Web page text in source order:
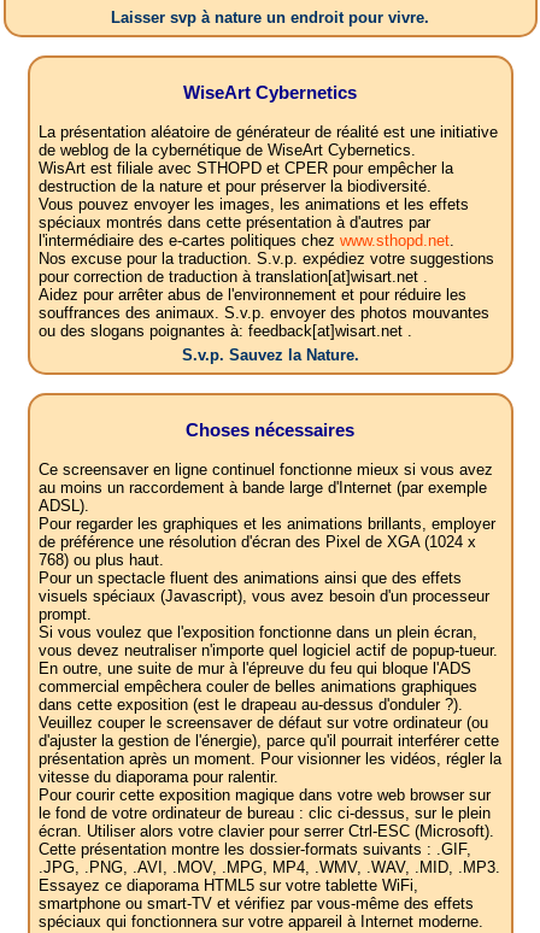
Laisser svp à nature un endroit pour vivre.
WiseArt Cybernetics
La présentation aléatoire de générateur de réalité est une initiative
de weblog de la cybernétique de WiseArt Cybernetics.
WisArt est filiale avec STHOPD et CPER pour empêcher la
destruction de la nature et pour préserver la biodiversité.
Vous pouvez envoyer les images, les animations et les effets
spéciaux montrés dans cette présentation à d'autres par
l'intermédiaire des e-cartes politiques chez www.sthopd.net.
Nos excuse pour la traduction. S.v.p. expédiez votre suggestions
pour correction de traduction à translation[at]wisart.net .
Aidez pour arrêter abus de l'environnement et pour réduire les
souffrances des animaux. S.v.p. envoyer des photos mouvantes
ou des slogans poignantes à: feedback[at]wisart.net .
S.v.p. Sauvez la Nature.
Choses nécessaires
Ce screensaver en ligne continuel fonctionne mieux si vous avez
au moins un raccordement à bande large d'Internet (par exemple
ADSL).
Pour regarder les graphiques et les animations brillants, employer
de préférence une résolution d'écran des Pixel de XGA (1024 x
768) ou plus haut.
Pour un spectacle fluent des animations ainsi que des effets
visuels spéciaux (Javascript), vous avez besoin d'un processeur
prompt.
Si vous voulez que l'exposition fonctionne dans un plein écran,
vous devez neutraliser n'importe quel logiciel actif de popup-tueur.
En outre, une suite de mur à l'épreuve du feu qui bloque l'ADS
commercial empêchera couler de belles animations graphiques
dans cette exposition (est le drapeau au-dessus d'onduler ?).
Veuillez couper le screensaver de défaut sur votre ordinateur (ou
d'ajuster la gestion de l'énergie), parce qu'il pourrait interférer cette
présentation après un moment. Pour visionner les vidéos, régler la
vitesse du diaporama pour ralentir.
Pour courir cette exposition magique dans votre web browser sur
le fond de votre ordinateur de bureau : clic ci-dessus, sur le plein
écran. Utiliser alors votre clavier pour serrer Ctrl-ESC (Microsoft).
Cette présentation montre les dossier-formats suivants : .GIF,
.JPG, .PNG, .AVI, .MOV, .MPG, MP4, .WMV, .WAV, .MID, .MP3.
Essayez ce diaporama HTML5 sur votre tablette WiFi,
smartphone ou smart-TV et vérifiez par vous-même des effets
spéciaux qui fonctionnera sur votre appareil à Internet moderne.